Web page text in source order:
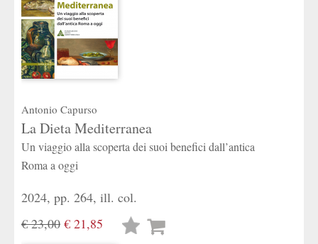
Antonio Capurso
La Dieta Mediterranea
Un viaggio alla scoperta dei suoi benefici dall’antica
Roma a oggi
2024, pp. 264, ill. col.
€ 23,00 € 21,85
Lista